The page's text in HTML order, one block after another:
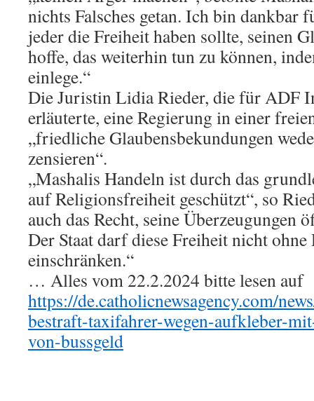
nichts Falsches getan. Ich bin dankbar
jeder die Freiheit haben sollte, seinen
hoffe, das weiterhin tun zu können,
einlege.“
Die Juristin Lidia Rieder, die für ADF
erläuterte, eine Regierung in einer
„friedliche Glaubensbekundungen
zensieren“.
„Mashalis Handeln ist durch das
auf Religionsfreiheit geschützt“, so
auch das Recht, seine Überzeugungen
Der Staat darf diese Freiheit nicht
einschränken.“
… Alles vom 22.2.2024 bitte lesen auf
https://de.catholicnewsagency.com/
bestraft-taxifahrer-wegen-aufkleber-
von-bussgeld